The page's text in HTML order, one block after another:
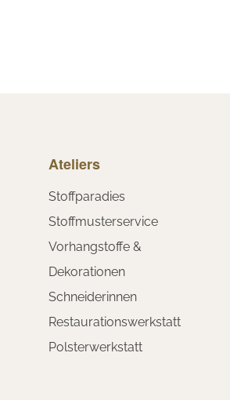
Ateliers
Stoffparadies
Stoffmusterservice
Vorhangstoffe &
Dekorationen
Schneiderinnen
Restaurationswerkstatt
Polsterwerkstatt